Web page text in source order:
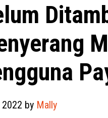
2022 by Mally